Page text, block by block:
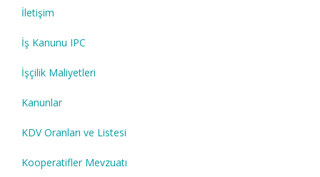
İletişim
İş Kanunu IPC
İşçilik Maliyetleri
Kanunlar
KDV Oranları ve Listesi
Kooperatifler Mevzuatı